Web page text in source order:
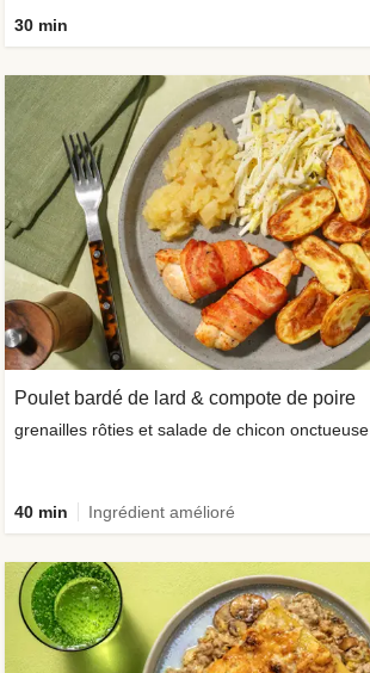
30 min
Poulet bardé de lard & compote de poire
grenailles rôties et salade de chicon onctueuse
40 min Ingrédient amélioré